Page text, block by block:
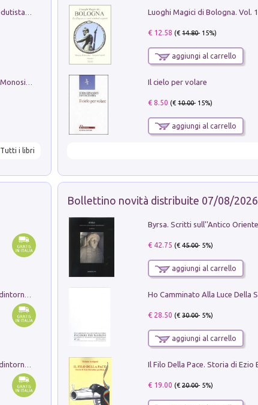
Tutti i libri
€ 12.58 (€14.80- 15%)
aggiungi al carrello
Il cielo per volare
€ 8.50 (€10.00- 15%)
aggiungi al carrello
Bollettino novità distribuite 07/08/2026
€ 42.75 (€45.00- 5%)
aggiungi al carrello
€ 28.50 (€30.00- 5%)
aggiungi al carrello
€ 19.00 (€20.00- 5%)